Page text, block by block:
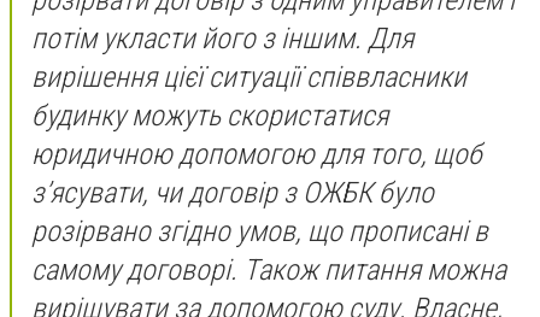
потім укласти його з іншим. Для
вирішення цієї ситуації співвласники
будинку можуть скористатися
юридичною допомогою для того, щоб
з’ясувати, чи договір з ОЖБК було
розірвано згідно умов, що прописані в
самому договорі. Також питання можна
вирішувати за допомогою суду. Власне,